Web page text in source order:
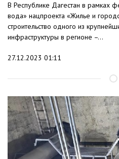
В Республике Дагестан в рамках
вода» нацпроекта «Жилье и
строительство одного из
инфраструктуры в регионе –...
27.12.2023 01:11